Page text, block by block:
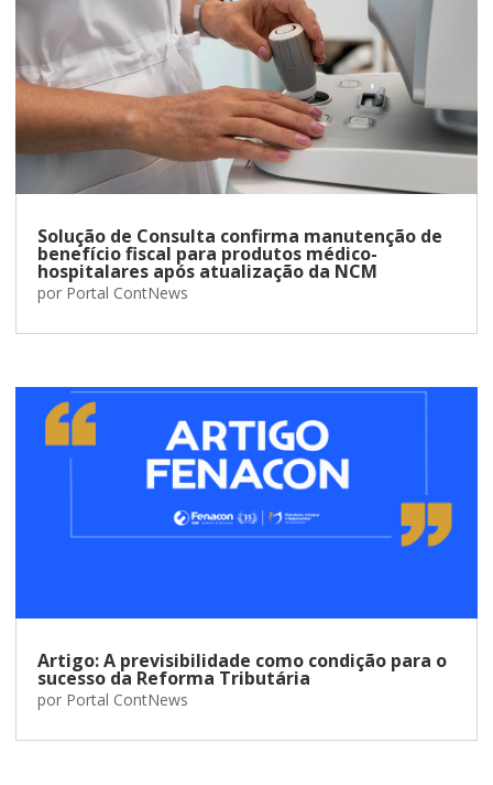
Solução de Consulta confirma manutenção de
benefício fiscal para produtos médico-
hospitalares após atualização da NCM
por Portal ContNews
Artigo: A previsibilidade como condição para o
sucesso da Reforma Tributária
por Portal ContNews